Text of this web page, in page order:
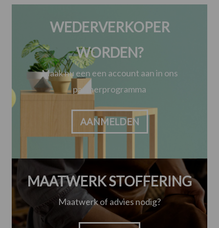
WEDERVERKOPER
WORDEN?
Maak nu een een account aan in ons
partnerprogramma
AANMELDEN
MAATWERK STOFFERING
Maatwerk of advies nodig?